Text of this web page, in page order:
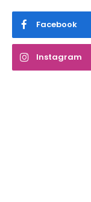
Facebook
Instagram